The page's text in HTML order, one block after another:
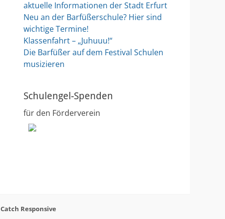
aktuelle Informationen der Stadt Erfurt
Neu an der Barfüßerschule? Hier sind
wichtige Termine!
Klassenfahrt – „Juhuuu!“
Die Barfüßer auf dem Festival Schulen
musizieren
Schulengel-Spenden
für den Förderverein
Catch Responsive